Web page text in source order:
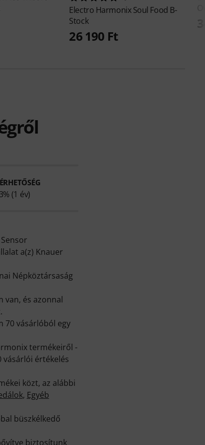
Electro HarmonixSoul Food B-
Stock
26 190 Ft
(1 év)
a(z) Knauer
Népköztársaság
van, és azonnal
70 vásárlóból egy
termékeiről -
vásárlói értékelés
közt, az alábbi
, Egyéb
büszkélkedő
biztosítunk